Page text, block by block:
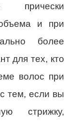
прически
и при
более
для тех, кто
волос при
тем, если вы
стрижку,